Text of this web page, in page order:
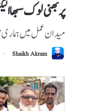
پربھنی لوک سبھا
میدان عمل میں ہماری
Shaikh Akram